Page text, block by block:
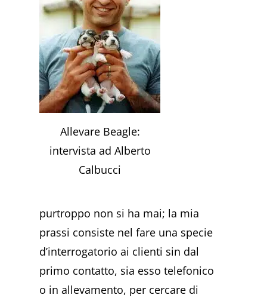
Allevare Beagle:
intervista ad Alberto
Calbucci
purtroppo non si ha mai; la mia
prassi consiste nel fare una specie
d’interrogatorio ai clienti sin dal
primo contatto, sia esso telefonico
o in allevamento, per cercare di